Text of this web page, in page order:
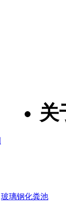
关
玻璃钢化粪池